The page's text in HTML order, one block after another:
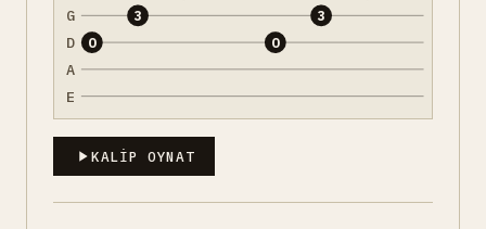
G
D
A
E
0
3
0
3
KALIP OYNAT